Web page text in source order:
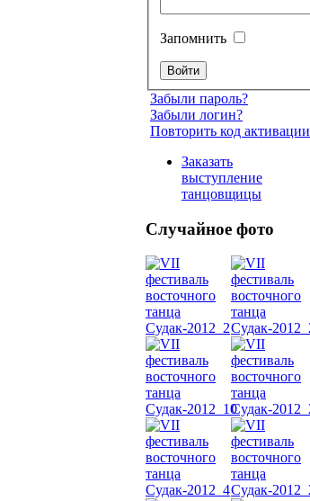
Запомнить
Забыли пароль?
Забыли логин?
Повторить код активации
Заказать
выступление
танцовщицы
Случайное фото